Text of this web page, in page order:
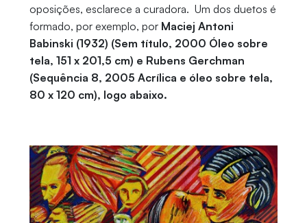
oposições, esclarece a curadora. Um dos duetos é
formado, por exemplo, por Maciej Antoni
Babinski (1932) (Sem título, 2000 Óleo sobre
tela, 151 x 201,5 cm) e Rubens Gerchman
(Sequência 8, 2005 Acrílica e óleo sobre tela,
80 x 120 cm), logo abaixo.